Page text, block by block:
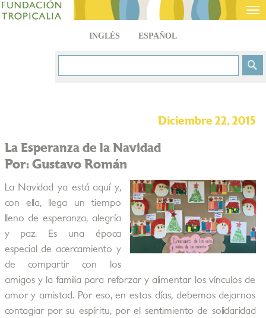
INGLÉS ESPAÑOL
Diciembre 22, 2015
La Esperanza de la Navidad
Por: Gustavo Román
La Navidad ya está aquí y,
con ella, llega un tiempo
lleno de esperanza, alegría
y paz. Es una época
especial de acercamiento y
de compartir con los
amigos y la familia para reforzar y alimentar los vínculos de
amor y amistad. Por eso, en estos días, debemos dejarnos
contagiar por su espíritu, por el sentimiento de solidaridad